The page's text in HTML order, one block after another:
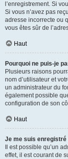
l’enregistrement. Si
Si vous n’avez pas
adresse incorrecte ou
vous êtes sûr de
Haut
Pourquoi ne puis-je
Plusieurs raisons
nom d’utilisateur et
un administrateur du
également possible
configuration de son
Haut
Je me suis enregistré
Il est possible qu’un
effet, il est courant de